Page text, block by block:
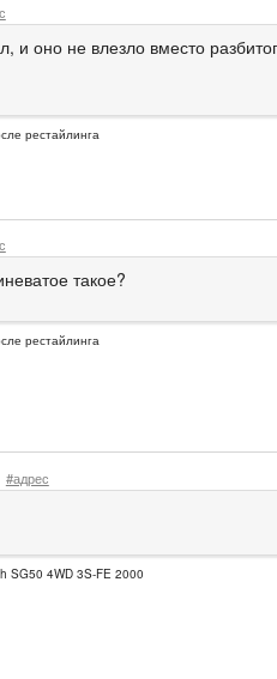
и оно не влезло вместо
рестайлинга
такое?
рестайлинга
#адрес
SG50 4WD 3S-FE 2000